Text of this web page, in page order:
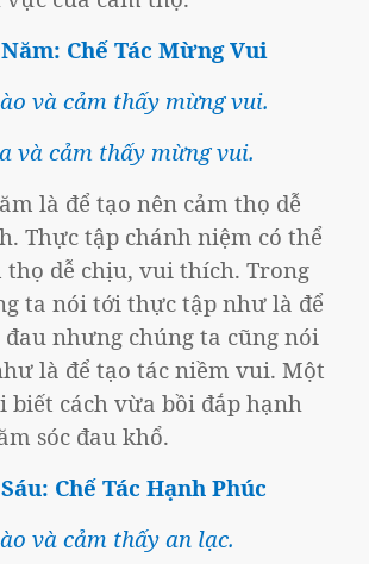
Chế Tác Mừng Vui
và cảm thấy mừng vui.
và cảm thấy mừng vui.
là để tạo nên cảm thọ dễ
Thực tập chánh niệm có thể
thọ dễ chịu, vui thích. Trong
ta nói tới thực tập như là để
nhưng chúng ta cũng nói
là để tạo tác niềm vui. Một
biết cách vừa bồi đắp hạnh
sóc đau khổ.
Chế Tác Hạnh Phúc
và cảm thấy an lạc.